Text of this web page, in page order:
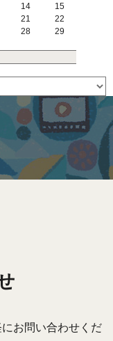
14
15
21
22
28
29
お問い合わせくだ